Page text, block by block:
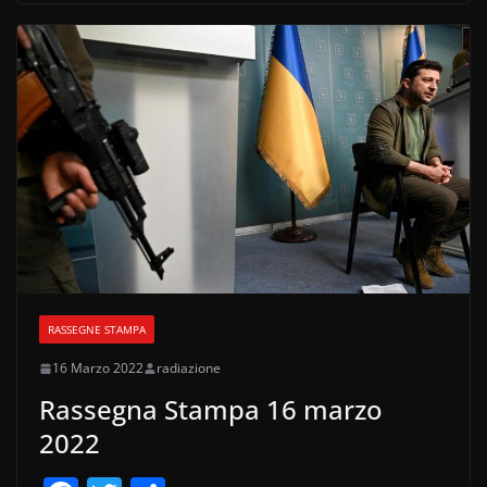
k
RASSEGNE STAMPA
16 Marzo 2022 radiazione
Rassegna Stampa 16 marzo
2022